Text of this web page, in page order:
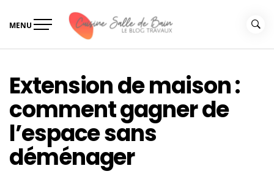
MENU
Extension de maison :
comment gagner de
l’espace sans
déménager